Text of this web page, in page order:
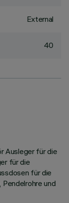
External
40
Ausleger für die
für die
für die
und